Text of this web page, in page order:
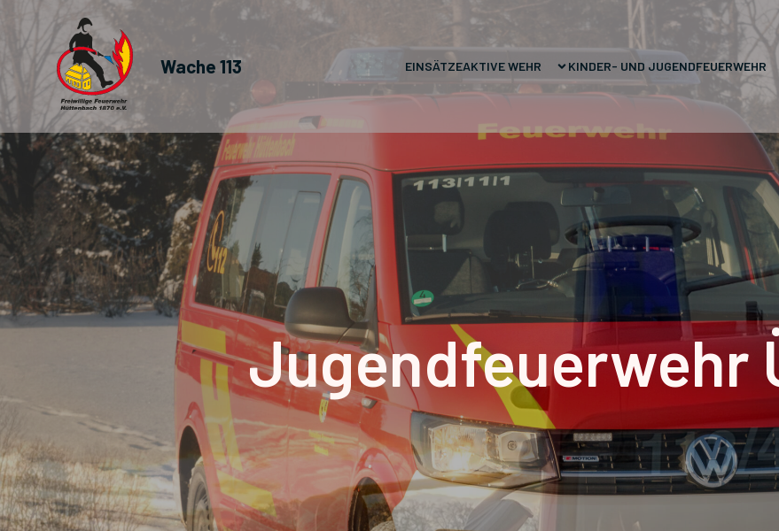
Wache 113 EINSÄTZEAKTIVE WEHR KINDER- UND JUGENDFEUERWEHR
Jugendfeuerwehr